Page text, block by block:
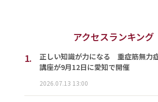
アクセスランキング
1.
正しい知識が力になる 重症筋無力
講座が9月12日に愛知で開催
2026.07.13 13:00